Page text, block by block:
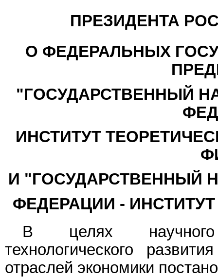
ПРЕЗИДЕНТА
О ФЕДЕРАЛЬНЫХ
"ГОСУДАРСТВЕННЫЙ
ИНСТИТУТ
И "ГОСУДАРСТВЕННЫЙ
ФЕДЕРАЦИИ -
В целях научного
технологического
отраслей экономики